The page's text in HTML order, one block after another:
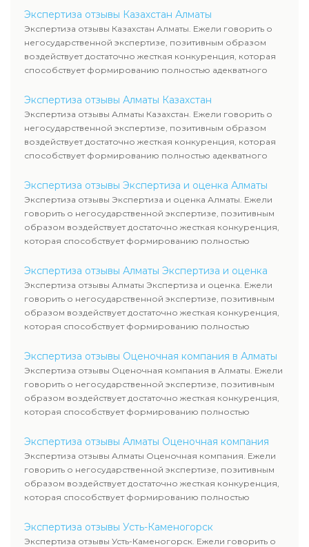
Экспертиза отзывы Казахстан Алматы
Экспертиза отзывы Казахстан Алматы. Ежели говорить о
негосударственной экспертизе, позитивным образом
воздействует достаточно жесткая конкуренция, которая
способствует формированию полностью адекватного
Экспертиза отзывы Алматы Казахстан
Экспертиза отзывы Алматы Казахстан. Ежели говорить о
негосударственной экспертизе, позитивным образом
воздействует достаточно жесткая конкуренция, которая
способствует формированию полностью адекватного
Экспертиза отзывы Экспертиза и оценка Алматы
Экспертиза отзывы Экспертиза и оценка Алматы. Ежели
говорить о негосударственной экспертизе, позитивным
образом воздействует достаточно жесткая конкуренция,
которая способствует формированию полностью
Экспертиза отзывы Алматы Экспертиза и оценка
Экспертиза отзывы Алматы Экспертиза и оценка. Ежели
говорить о негосударственной экспертизе, позитивным
образом воздействует достаточно жесткая конкуренция,
которая способствует формированию полностью
Экспертиза отзывы Оценочная компания в Алматы
Экспертиза отзывы Оценочная компания в Алматы. Ежели
говорить о негосударственной экспертизе, позитивным
образом воздействует достаточно жесткая конкуренция,
которая способствует формированию полностью
Экспертиза отзывы Алматы Оценочная компания
Экспертиза отзывы Алматы Оценочная компания. Ежели
говорить о негосударственной экспертизе, позитивным
образом воздействует достаточно жесткая конкуренция,
которая способствует формированию полностью
Экспертиза отзывы Усть-Каменогорск
Экспертиза отзывы Усть-Каменогорск. Ежели говорить о